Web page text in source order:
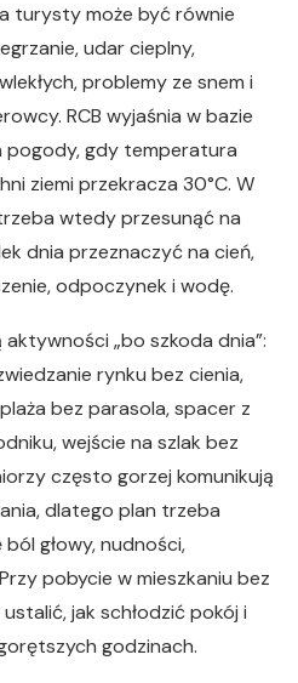
turysty może być równie
udar cieplny,
problemy ze snem i
RCB wyjaśnia w bazie
pogody, gdy temperatura
ziemi przekracza 30°C. W
wtedy przesunąć na
dnia przeznaczyć na cień,
odpoczynek i wodę.
„bo szkoda dnia”:
rynku bez cienia,
bez parasola, spacer z
wejście na szlak bez
często gorzej komunikują
dlatego plan trzeba
głowy, nudności,
pobycie w mieszkaniu bez
jak schłodzić pokój i
godzinach.